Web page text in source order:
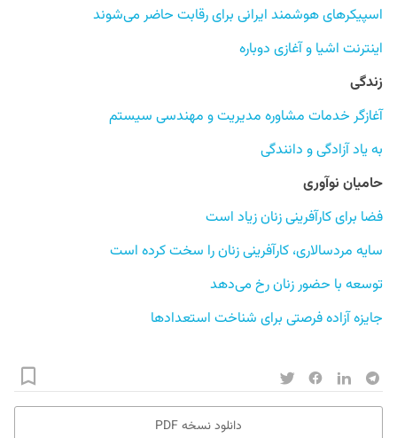
اسپیکرهای هوشمند ایرانی برای رقابت حاضر می‌شوند
اینترنت اشیا و آغازی دوباره
زندگی
آغازگر خدمات مشاوره مدیریت و مهندسی سیستم
به یاد آزادگی و دانندگی
حامیان نوآوری
فضا برای کارآفرینی زنان زیاد است
سایه مردسالاری، کارآفرینی زنان را سخت کرده است
توسعه با حضور زنان رخ می‌دهد
جایزه آزاده فرصتی برای شناخت استعدادها
دانلود نسخه PDF